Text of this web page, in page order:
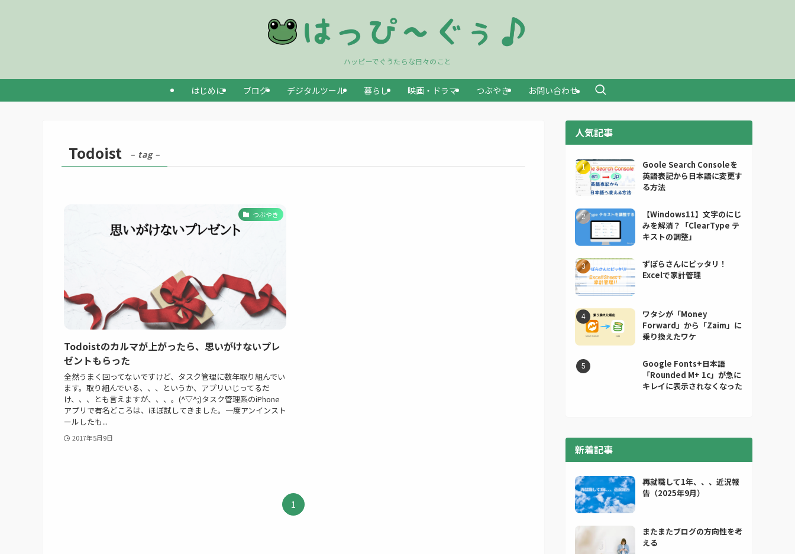
ハッピーでぐうたらな日々のこと
はじめに ブログ デジタルツール 暮らし 映画・ドラマ つぶやき お問い合わせ
Todoist – tag –
つぶやき
Todoistのカルマが上がったら、思いがけないプレ
ゼントもらった
全然うまく回ってないですけど、タスク管理に数年取り組んでい
ます。取り組んでいる、、、というか、アプリいじってるだ
け、、、とも言えますが、、、。(^▽^;)タスク管理系のiPhone
アプリで有名どころは、ほぼ試してきました。一度アンインスト
ールしたも...
2017年5月9日
1
人気記事
Goole Search Consoleを
英語表記から日本語に変更す
る方法
【Windows11】文字のにじ
みを解消？「ClearType テ
キストの調整」
ずぼらさんにピッタリ！
Excelで家計管理
ワタシが「Money
Forward」から「Zaim」に
乗り換えたワケ
Google Fonts+日本語
「Rounded M+ 1c」が急に
キレイに表示されなくなった
新着記事
再就職して1年、、、近況報
告（2025年9月）
またまたブログの方向性を考
える